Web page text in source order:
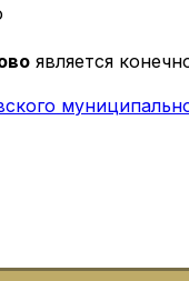
является